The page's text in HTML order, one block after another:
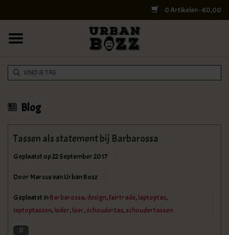
0 Artikelen - €0,00
COLLEGE BAGS
RUGZAKKEN
SHELBY BROTHERS
DOKTERSTASSEN
Blog
Tassen als statement bij Barbarossa
Geplaatst op22 September 2017
Door Marcus van Urban Bozz
Geplaatst inBarbarossa,design,fairtrade,laptoptas,
laptoptassen,leder,leer,schoudertas,schoudertassen
0